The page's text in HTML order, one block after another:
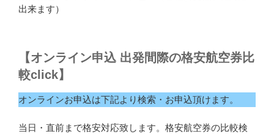
出来ます）
【オンライン申込 出発間際の格安航空券比
較click】
オンラインお申込は下記より検索・お申込頂けます。
当日・直前まで格安対応致します。格安航空券の比較検